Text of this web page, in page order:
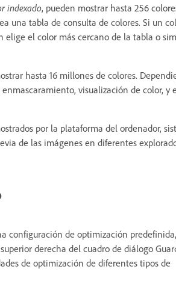
indexado, pueden mostrar hasta 256
una tabla de consulta de colores. Si un
el color más cercano de la tabla o
hasta 16 millones de colores.
visualización de color, y
por la plataforma del ordenador,
de las imágenes en diferentes
configuración de optimización
derecha del cuadro de diálogo
de optimización de diferentes tipos de